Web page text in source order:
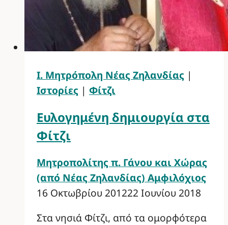
Ι. Μητρόπολη Νέας Ζηλανδίας |
Ιστορίες | Φίτζι
Ευλογημένη δημιουργία στα
Φίτζι
Μητροπολίτης π. Γάνου και Χώρας
(από Νέας Ζηλανδίας) Αμφιλόχιος
16 Οκτωβρίου 201222 Ιουνίου 2018
Στα νησιά Φίτζι, από τα ομορφότερα